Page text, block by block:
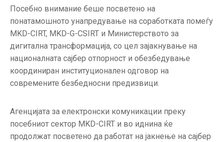
Посебно внимание беше посветено на
понатамошното унапредување на соработката помеѓу
MKD-CIRT, MKD-G-CSIRT и Министерството за
дигитална трансформација, со цел зајакнување на
националната сајбер отпорност и обезбедување
координиран институционален одговор на
современите безбедносни предизвици.
Агенцијата за електронски комуникации преку
посебниот сектор MKD-CIRT и во иднина ќе
продолжат посветено да работат на јакнење на сајбер